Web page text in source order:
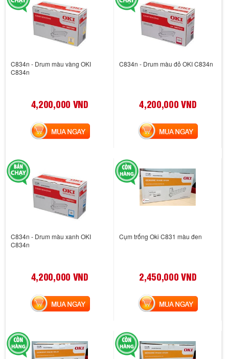
C834n - Drum màu vàng OKI
C834n
4,200,000 VND
MUA NGAY
C834n - Drum màu đỏ OKI C834n
4,200,000 VND
MUA NGAY
C834n - Drum màu xanh OKI
C834n
4,200,000 VND
MUA NGAY
Cụm trống Oki C831 màu đen
2,450,000 VND
MUA NGAY